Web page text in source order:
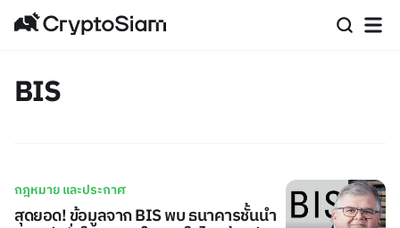
BIS
กฎหมาย และประกาศ
สุดยอด! ข้อมูลจาก BIS พบ ธนาคารชั้นนำ